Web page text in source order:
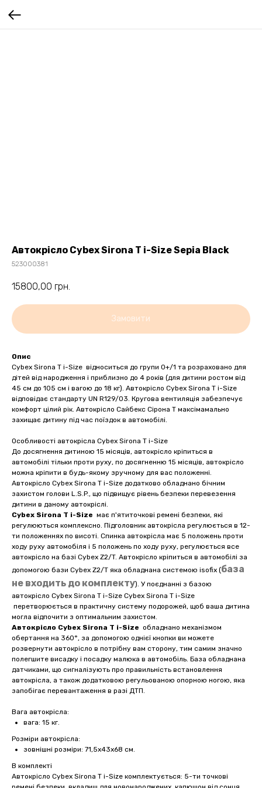
Автокрісло Cybex Sirona T i-Size Sepia Black
523000381
15800,00 грн.
Замовити
Опис
Cybex Sirona T i-Size відноситься до групи 0+/1 та розраховано для
дітей від народження і приблизно до 4 років (для дитини ростом від
45 см до 105 см і вагою до 18 кг). Автокрісло Cybex Sirona T i-Size
відповідає стандарту UN R129/03. Кругова вентиляція забезпечує
комфорт цілий рік. Автокрісло Сайбекс Сірона Т максімамально
захищає дитину під час поїздок в автомобілі.
Особливості автокрісла Cybex Sirona T i-Size
До досягнення дитиною 15 місяців, автокрісло кріпиться в
автомобілі тільки проти руху, по досягненню 15 місяців, автокрісло
можна кріпити в будь-якому зручному для вас положенні.
Автокрісло Cybex Sirona T i-Size додатково обладнано бічним
захистом голови L.S.P., що підвищує рівень безпеки перевезення
дитини в даному автокріслі.
Cybex Sirona T i-Size має п'ятиточкові ремені безпеки, які
регулюються комплексно. Підголовник автокрісла регулюється в 12-
ти положеннях по висоті. Спинка автокрісла має 5 положень проти
ходу руху автомобіля і 5 положень по ходу руху, регулюється все
автокрісло на базі Cybex Z2/T. Автокрісло кріпиться в автомобілі за
допомогою бази Cybex Z2/T яка обладнана системою isofix (база
не входить до комплекту). У поєднанні з базою
автокрісло Cybex Sirona T i-Size Cybex Sirona T i-Size
перетворюється в практичну систему подорожей, щоб ваша дитина
могла відпочити з оптимальним захистом.
Автокрісло Cybex Sirona T i-Size обладнано механізмом
обертання на 360°, за допомогою однієї кнопки ви можете
розвернути автокрісло в потрібну вам сторону, тим самим значно
полегшите висадку і посадку малюка в автомобіль. База обладнана
датчиками, що сигналізують про правильність встановлення
автокрісла, а також додатковою регульованою опорною ногою, яка
запобігає перевантаження в разі ДТП.
Вага автокрісла:
вага: 15 кг.
Розміри автокрісла:
зовнішні розміри: 71,5х43х68 см.
В комплекті
Автокрісло Cybex Sirona T i-Size комплектується: 5-ти точкові